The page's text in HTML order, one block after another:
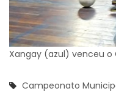
Xangay (azul) venceu o
Campeonato